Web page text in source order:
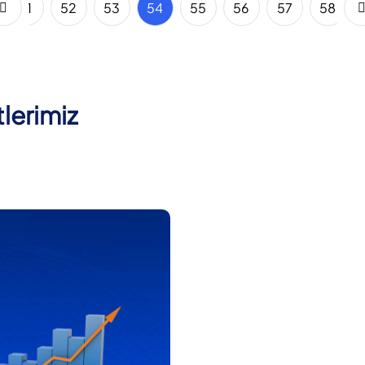
51 52 53 54 55 56 57 58